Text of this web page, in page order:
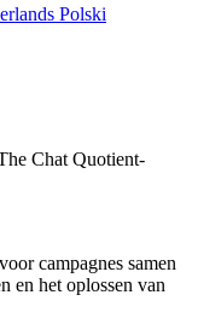
Polski
Chat Quotient-
campagnes samen
en het oplossen van